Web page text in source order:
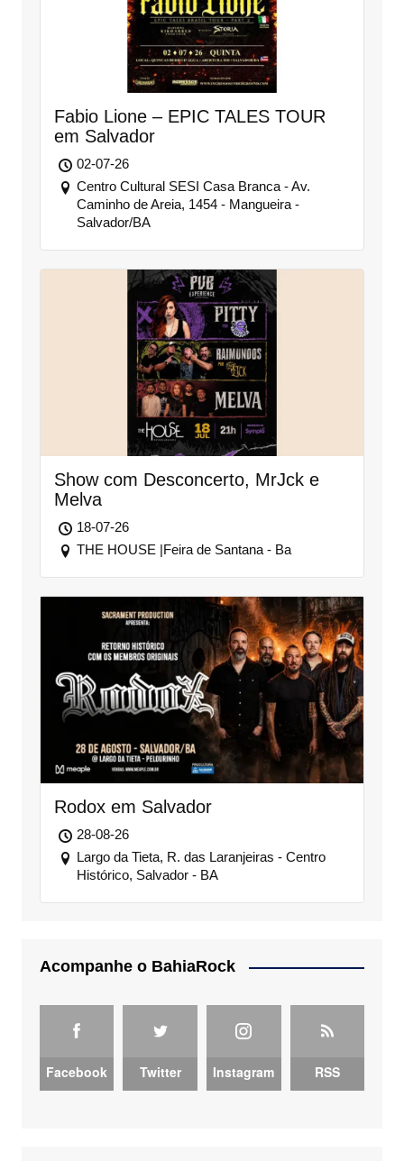
Fabio Lione – EPIC TALES TOUR
em Salvador
02-07-26
Centro Cultural SESI Casa Branca - Av.
Caminho de Areia, 1454 - Mangueira -
Salvador/BA
Show com Desconcerto, MrJck e
Melva
18-07-26
THE HOUSE |Feira de Santana - Ba
Rodox em Salvador
28-08-26
Largo da Tieta, R. das Laranjeiras - Centro
Histórico, Salvador - BA
Acompanhe o BahiaRock
Facebook Twitter Instagram RSS